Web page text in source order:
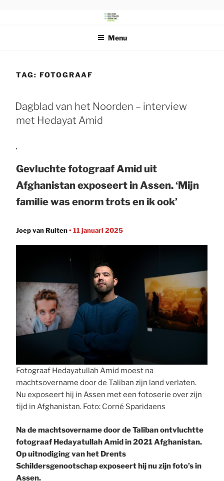
SCHILDERSGENOOTSCHAP
Beeldende Kunstenaars Vereniging Drenthe
Menu
TAG:FOTOGRAAF
Dagblad van het Noorden – interview
met Hedayat Amid
Gevluchte fotograaf Amid uit
Afghanistan exposeert in Assen. ‘Mijn
familie was enorm trots en ik ook’
Joep van Ruiten• 11 januari 2025
Fotograaf Hedayatullah Amid moest na
machtsovername door de Taliban zijn land verlaten.
Nu exposeert hij in Assen met een fotoserie over zijn
tijd in Afghanistan. Foto: Corné Sparidaens
Na de machtsovername door de Taliban ontvluchtte
fotograaf Hedayatullah Amid in 2021 Afghanistan.
Op uitnodiging van het Drents
Schildersgenootschap exposeert hij nu zijn foto’s in
Assen.